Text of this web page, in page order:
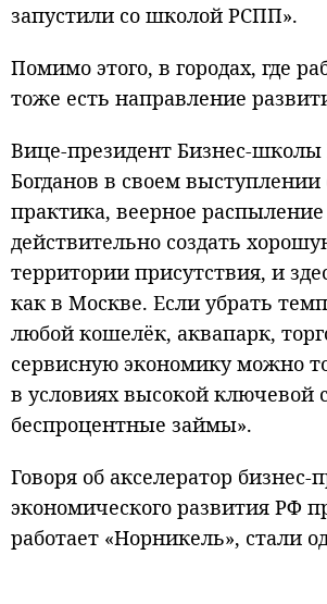
запустили со школой РСПП».
Помимо этого, в городах, где
тоже есть направление
Вице-президент Бизнес-
Богданов в своем
практика, веерное
действительно создать
территории присутствия, и
как в Москве. Если убрать
любой кошелёк, аквапарк,
сервисную экономику можно
в условиях высокой ключевой
беспроцентные займы».
Говоря об акселератор
экономического развития РФ
работает «Норникель», стали